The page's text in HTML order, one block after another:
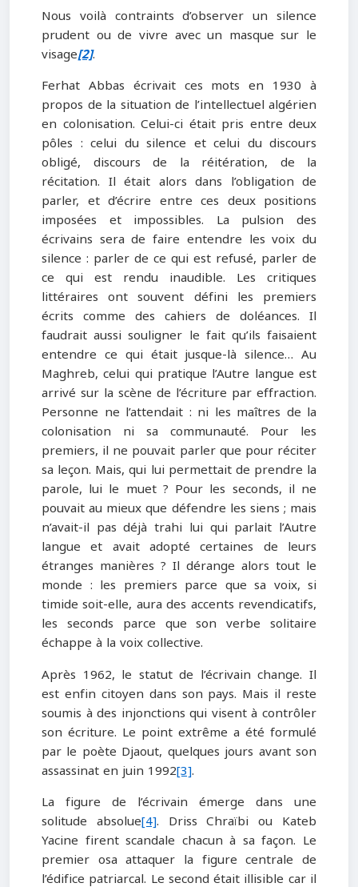
Nous voilà contraints d’observer un silence
prudent ou de vivre avec un masque sur le
visage[2].
Ferhat Abbas écrivait ces mots en 1930 à
propos de la situation de l’intellectuel algérien
en colonisation. Celui-ci était pris entre deux
pôles : celui du silence et celui du discours
obligé, discours de la réitération, de la
récitation. Il était alors dans l’obligation de
parler, et d’écrire entre ces deux positions
imposées et impossibles. La pulsion des
écrivains sera de faire entendre les voix du
silence : parler de ce qui est refusé, parler de
ce qui est rendu inaudible. Les critiques
littéraires ont souvent défini les premiers
écrits comme des cahiers de doléances. Il
faudrait aussi souligner le fait qu’ils faisaient
entendre ce qui était jusque-là silence… Au
Maghreb, celui qui pratique l’Autre langue est
arrivé sur la scène de l’écriture par effraction.
Personne ne l’attendait : ni les maîtres de la
colonisation ni sa communauté. Pour les
premiers, il ne pouvait parler que pour réciter
sa leçon. Mais, qui lui permettait de prendre la
parole, lui le muet ? Pour les seconds, il ne
pouvait au mieux que défendre les siens ; mais
n’avait-il pas déjà trahi lui qui parlait l’Autre
langue et avait adopté certaines de leurs
étranges manières ? Il dérange alors tout le
monde : les premiers parce que sa voix, si
timide soit-elle, aura des accents revendicatifs,
les seconds parce que son verbe solitaire
échappe à la voix collective.
Après 1962, le statut de l’écrivain change. Il
est enfin citoyen dans son pays. Mais il reste
soumis à des injonctions qui visent à contrôler
son écriture. Le point extrême a été formulé
par le poète Djaout, quelques jours avant son
assassinat en juin 1992[3].
La figure de l’écrivain émerge dans une
solitude absolue[4]. Driss Chraïbi ou Kateb
Yacine firent scandale chacun à sa façon. Le
premier osa attaquer la figure centrale de
l’édifice patriarcal. Le second était illisible car il